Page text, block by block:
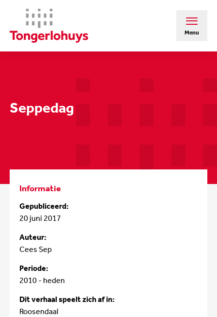
Menu
Seppedag
Informatie
Gepubliceerd:
20 juni 2017
Auteur:
Cees Sep
Periode:
2010 - heden
Dit verhaal speelt zich af in:
Roosendaal